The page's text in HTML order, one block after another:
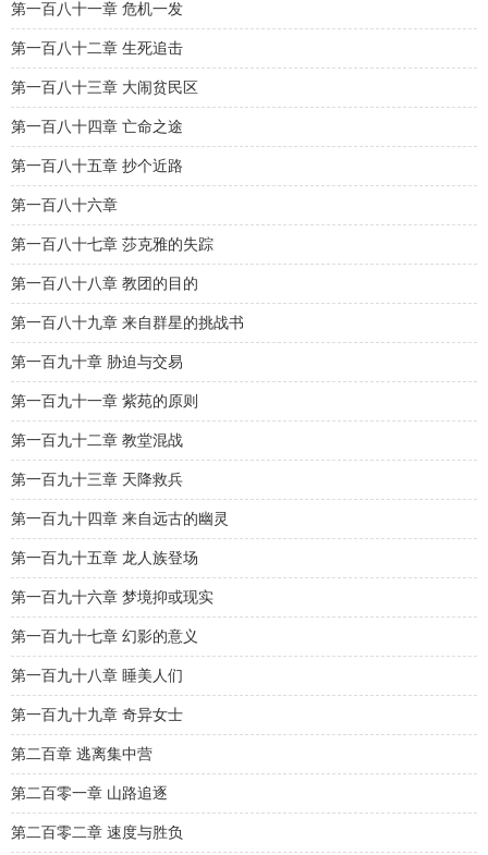
第一百八十一章 危机一发
第一百八十二章 生死追击
第一百八十三章 大闹贫民区
第一百八十四章 亡命之途
第一百八十五章 抄个近路
第一百八十六章
第一百八十七章 莎克雅的失踪
第一百八十八章 教团的目的
第一百八十九章 来自群星的挑战书
第一百九十章 胁迫与交易
第一百九十一章 紫苑的原则
第一百九十二章 教堂混战
第一百九十三章 天降救兵
第一百九十四章 来自远古的幽灵
第一百九十五章 龙人族登场
第一百九十六章 梦境抑或现实
第一百九十七章 幻影的意义
第一百九十八章 睡美人们
第一百九十九章 奇异女士
第二百章 逃离集中营
第二百零一章 山路追逐
第二百零二章 速度与胜负